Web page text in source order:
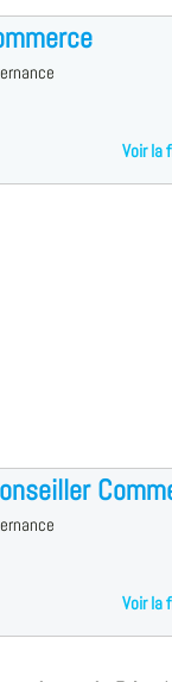
Voir la
Voir la